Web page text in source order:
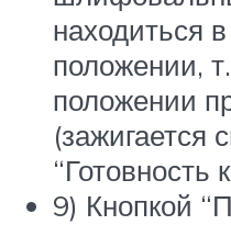
находиться
положении,
положении
(зажигается
“Готовность
9) Кнопкой